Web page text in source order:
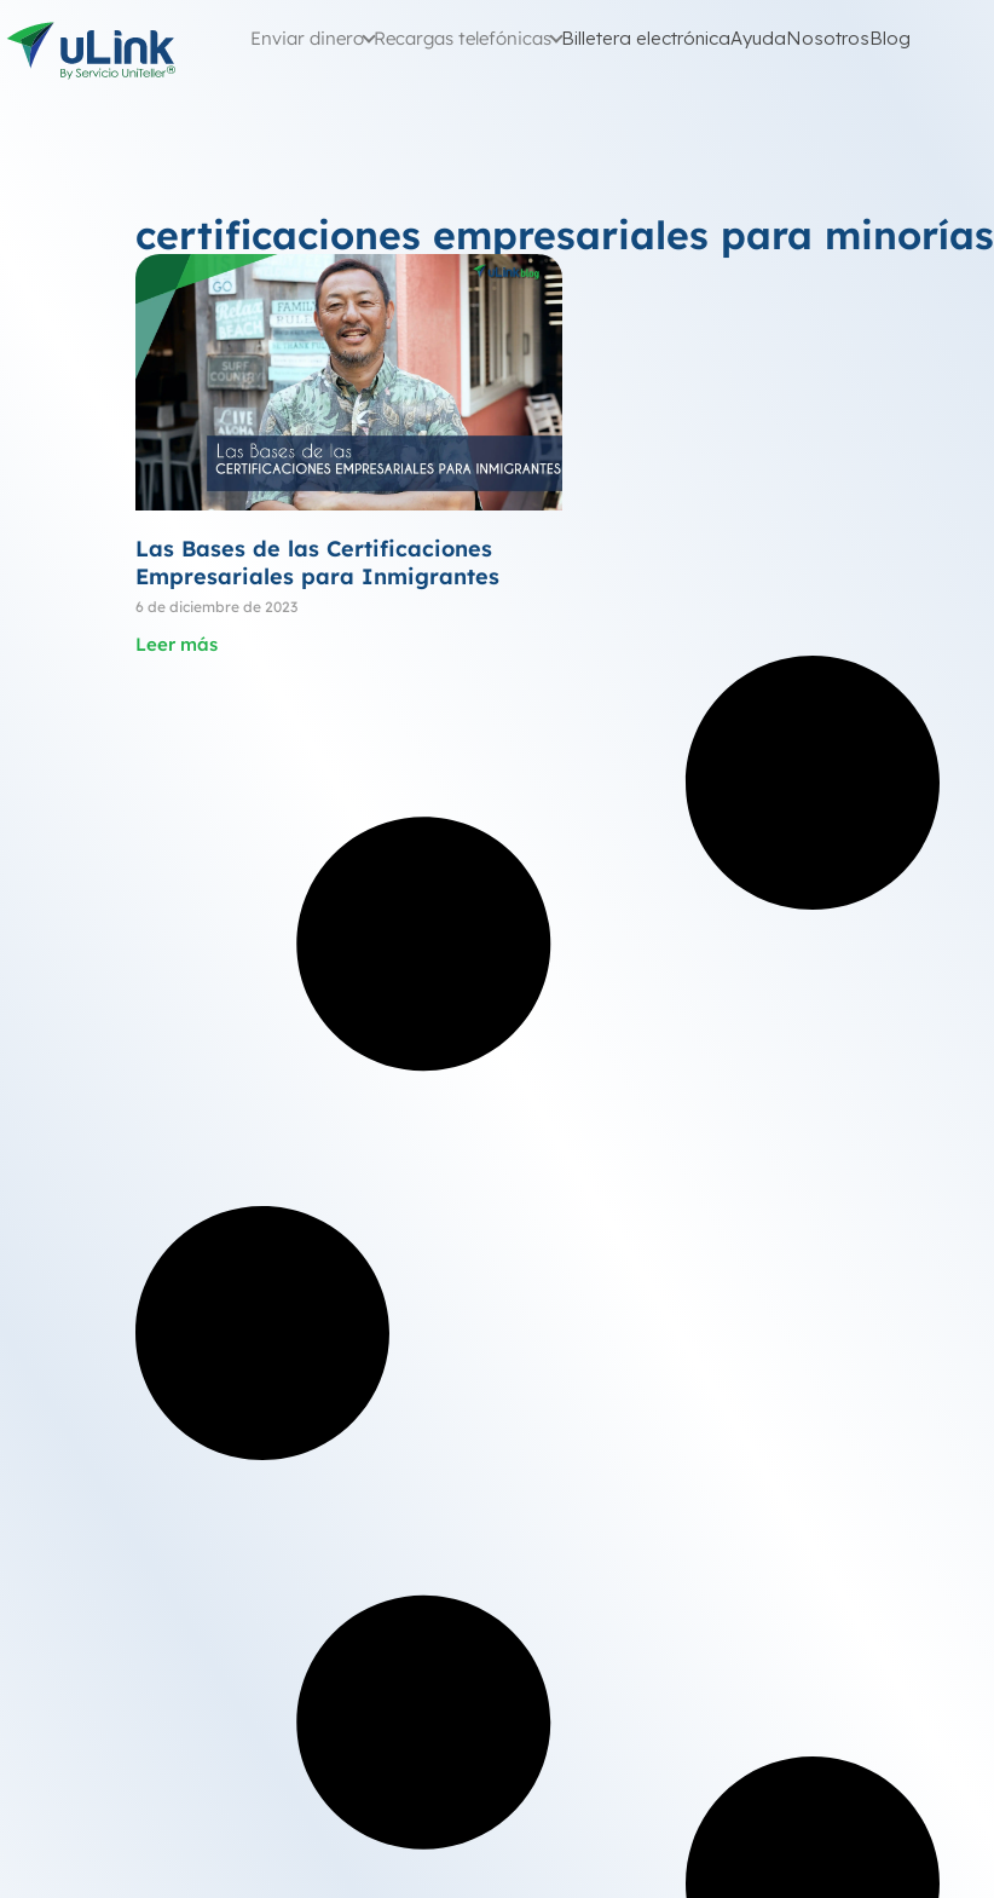
Enviar dinero Recargas telefónicas Billetera electrónicaAyudaNosotrosBlog
certificaciones empresariales para minorías
Las Bases de las Certificaciones
Empresariales para Inmigrantes
6 de diciembre de 2023
Leer más